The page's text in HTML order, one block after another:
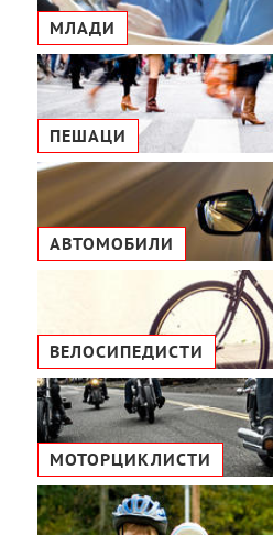
МЛАДИ
ПЕШАЦИ
АВТОМОБИЛИ
ВЕЛОСИПЕДИСТИ
МОТОРЦИКЛИСТИ